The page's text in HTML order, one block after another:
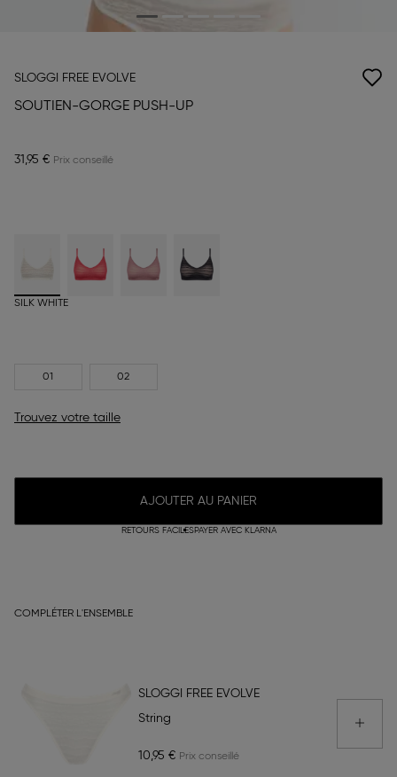
SLOGGI FREE EVOLVE
SOUTIEN-GORGE PUSH-UP
31,95 €
SILK WHITE
01 02
Trouvez votre taille
AJOUTER AU PANIER
RETOURS FACILESPAYER AVEC KLARNA
COMPLÉTER L'ENSEMBLE
SLOGGI FREE EVOLVE
String
10,95 €